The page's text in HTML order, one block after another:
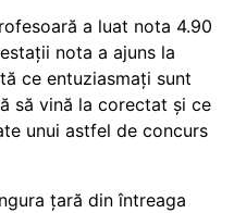
a luat nota 4.90
nota a ajuns la
ce entuziasmați sunt
să vină la corectat și ce
unui astfel de concurs
țară din întreaga